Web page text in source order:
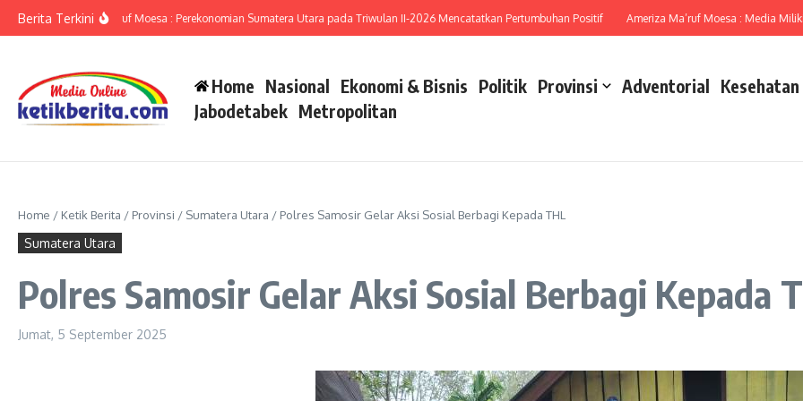
Berita Terkini
Ameriza Ma’ruf Moesa : Perekonomian Sumatera Utara pada Triwulan II-2026 Mencatatkan Pertumbuhan Positif Ameriza Ma’ruf Moesa : Media Miliki
Home Nasional Ekonomi & Bisnis Politik Provinsi Adventorial Kesehatan
Jabodetabek Metropolitan
Home / Ketik Berita / Provinsi / Sumatera Utara / Polres Samosir Gelar Aksi Sosial Berbagi Kepada THL
Sumatera Utara
Polres Samosir Gelar Aksi Sosial Berbagi Kepada
Jumat, 5 September 2025